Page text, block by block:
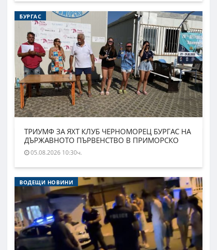
БУРГАС
ТРИУМФ ЗА ЯХТ КЛУБ ЧЕРНОМОРЕЦ БУРГАС НА
ДЪРЖАВНОТО ПЪРВЕНСТВО В ПРИМОРСКО
05.08.2026 10:30ч.
ВОДЕЩИ НОВИНИ